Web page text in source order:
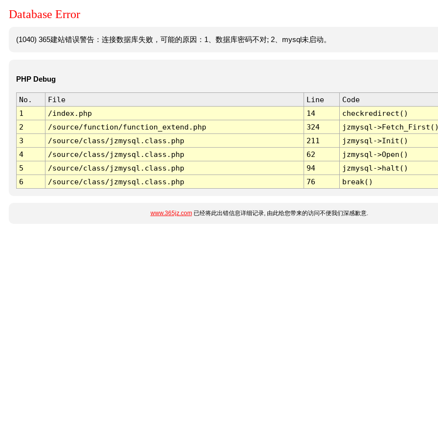
Database Error
(1040) 365建站错误警告：连接数据库失败，可能的原因：1、数据库密码不对; 2、mysql未启动。
PHP Debug
No. File Line
Code
1
/index.php 14
checkredirect()
2
/source/function/function_extend.php 324
jzmysql-
3
/source/class/jzmysql.class.php 211
jzmysql->Init()
4
/source/class/jzmysql.class.php 62
jzmysql->Open()
5
/source/class/jzmysql.class.php 94
jzmysql->halt()
6
/source/class/jzmysql.class.php 76 break()
www.365jz.com已经将此出错信息详细记录, 由此给您带来的访问不便我们深感歉意.